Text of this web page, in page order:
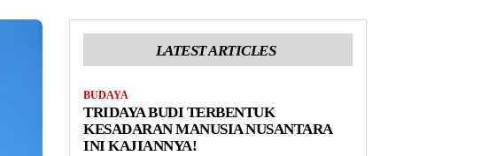
LATEST ARTICLES
BUDAYA
TRIDAYA BUDI TERBENTUK
KESADARAN MANUSIA NUSANTARA
INI KAJIANNYA!